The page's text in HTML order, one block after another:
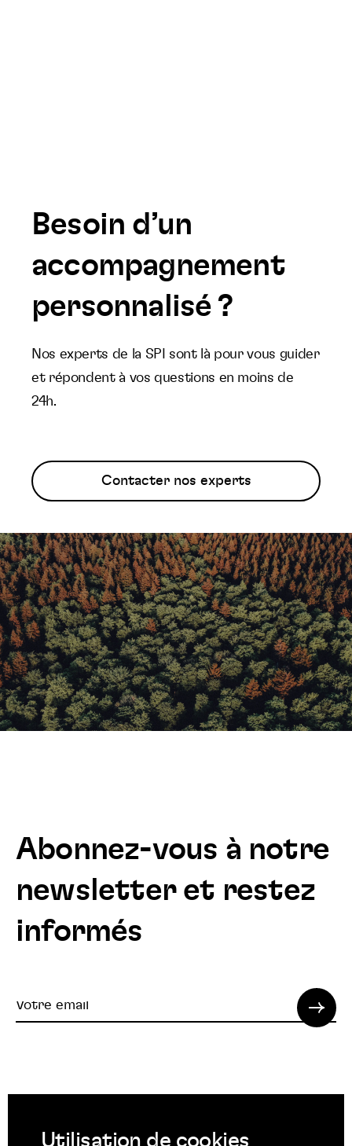
Besoin d’un
accompagnement
personnalisé ?
Nos experts de la SPI sont là pour vous guider
et répondent à vos questions en moins de
24h.
Contacter nos experts
Abonnez-vous à notre
newsletter et restez
informés
Votre
Utilisation de cookies